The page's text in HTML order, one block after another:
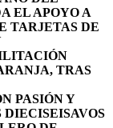
EL APOYO A
TARJETAS DE
TRAS
PASIÓN Y